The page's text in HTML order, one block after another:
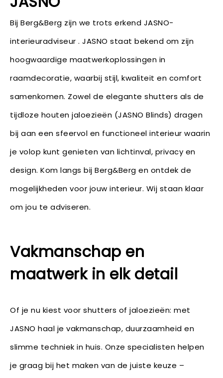
Bij Berg&Berg zijn we trots erkend JASNO-
interieuradviseur . JASNO staat bekend om zijn
hoogwaardige maatwerkoplossingen in
raamdecoratie, waarbij stijl, kwaliteit en comfort
samenkomen. Zowel de elegante shutters als de
tijdloze houten jaloezieën (JASNO Blinds) dragen
bij aan een sfeervol en functioneel interieur waarin
je volop kunt genieten van lichtinval, privacy en
design. Kom langs bij Berg&Berg en ontdek de
mogelijkheden voor jouw interieur. Wij staan klaar
om jou te adviseren.
Vakmanschap en
maatwerk in elk detail
Of je nu kiest voor shutters of jaloezieën: met
JASNO haal je vakmanschap, duurzaamheid en
slimme techniek in huis. Onze specialisten helpen
je graag bij het maken van de juiste keuze –